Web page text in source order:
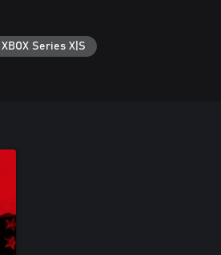
möglich. Weitere
der EULA unter
eula und den Nutzungsbedingungen
de/legal. Für Kundendienst und
XBOX Series X|S